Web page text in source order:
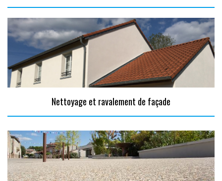
Nettoyage et ravalement de façade